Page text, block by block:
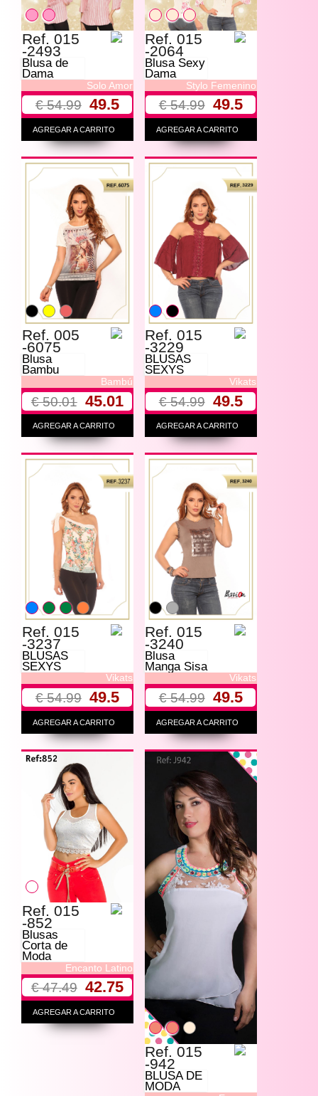
Ref. 015
-2493
Blusa de
Dama
Solo Amor
€ 54.99 49.5
AGREGAR A CARRITO
Ref. 015
-2064
Blusa Sexy
Dama
Stylo Femenino
€ 54.99 49.5
AGREGAR A CARRITO
Ref. 005
-6075
Blusa
Bambu
Bambú
€ 50.01 45.01
AGREGAR A CARRITO
Ref. 015
-3229
BLUSAS
SEXYS
Vikats
€ 54.99 49.5
AGREGAR A CARRITO
Ref. 015
-3237
BLUSAS
SEXYS
Vikats
€ 54.99 49.5
AGREGAR A CARRITO
Ref. 015
-3240
Blusa
Manga Sisa
Vikats
€ 54.99 49.5
AGREGAR A CARRITO
Ref. 015
-852
Blusas
Corta de
Moda
Encanto Latino
€ 47.49 42.75
AGREGAR A CARRITO
Ref. 015
-942
BLUSA DE
MODA